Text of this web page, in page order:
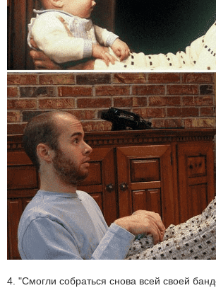
4. "Смогли собраться снова всей своей